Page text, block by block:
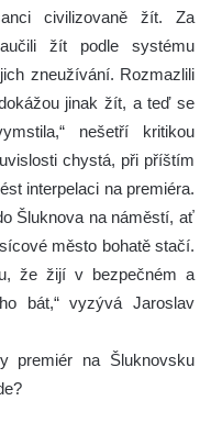
civilizovaně žít. Za
žít podle systému
zneužívání. Rozmazlili
jinak žít, a teď se
nešetří kritikou
chystá, při příštím
interpelaci na premiéra.
Šluknova na náměstí, ať
město bohatě stačí.
že žijí v bezpečném a
bát,“ vyzývá Jaroslav
premiér na Šluknovsku